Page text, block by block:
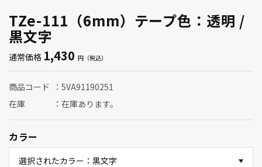
TZe-111（6mm）テープ色：透明 /
黒文字
通常価格 1,430
商品コード
5VA91190251
在庫
在庫あります。
カラー
選択されたカラー：黒文字